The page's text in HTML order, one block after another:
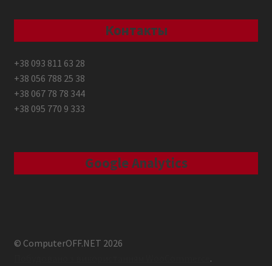
Контакты
+38 093 811 63 28
+38 056 788 25 38
+38 067 78 78 344
+38 095 770 9 333
Google Analytics
© ComputerOFF.NET 2026
.